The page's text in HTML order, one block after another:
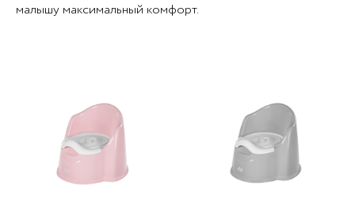
малышу максимальный комфорт.